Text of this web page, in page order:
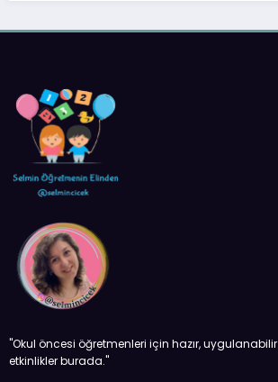
''Okul öncesi öğretmenleri için hazır,
etkinlikler burada.''